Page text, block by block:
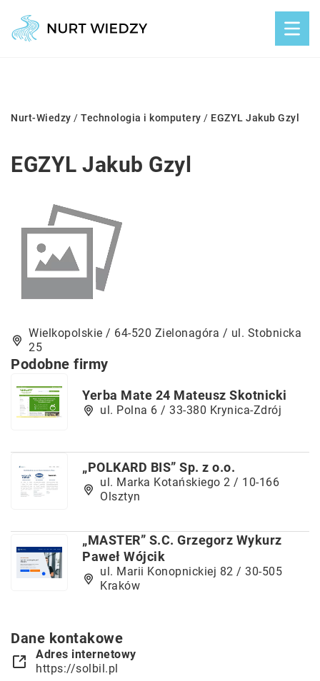
Nurt-Wiedzy / Technologia i komputery / EGZYL Jakub Gzyl
EGZYL Jakub Gzyl
Wielkopolskie / 64-520 Zielonagóra / ul. Stobnicka
25
Podobne firmy
Yerba Mate 24 Mateusz Skotnicki
ul. Polna 6 / 33-380 Krynica-Zdrój
„POLKARD BIS” Sp. z o.o.
ul. Marka Kotańskiego 2 / 10-166
Olsztyn
„MASTER” S.C. Grzegorz Wykurz
Paweł Wójcik
ul. Marii Konopnickiej 82 / 30-505
Kraków
Dane kontakowe
Adres internetowy
https://solbil.pl